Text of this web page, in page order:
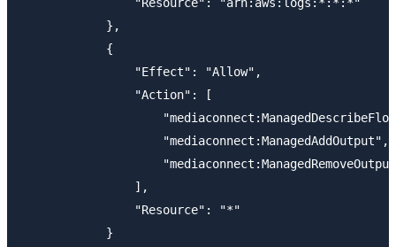
            },
            {
                "Effect": "Allow",
                "Action": [
                    "mediaconnect:ManagedAddOutput",
                ],
                "Resource": "*"
            }